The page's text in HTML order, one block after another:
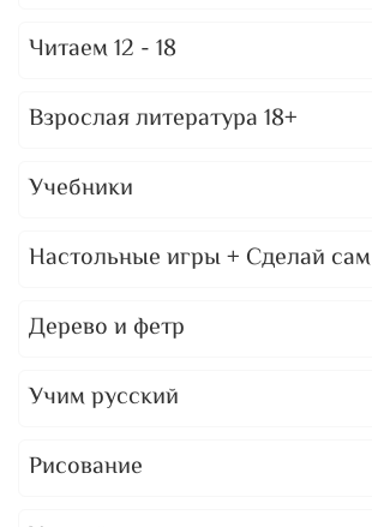
Читаем 12 - 18
Взрослая литература 18+
Учебники
Настольные игры + Сделай сам
Дерево и фетр
Учим русский
Рисование